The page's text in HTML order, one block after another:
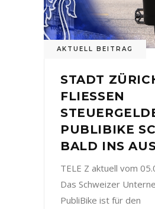
AKTUELL BEITRAG
STADT
FLIESSEN
PUBLIBIKE
BALD INS
TELE Z aktuell vom
Das Schweizer
PubliBike ist für den